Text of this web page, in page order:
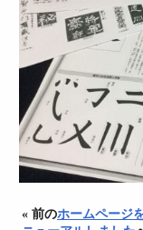
« 前のホームページ